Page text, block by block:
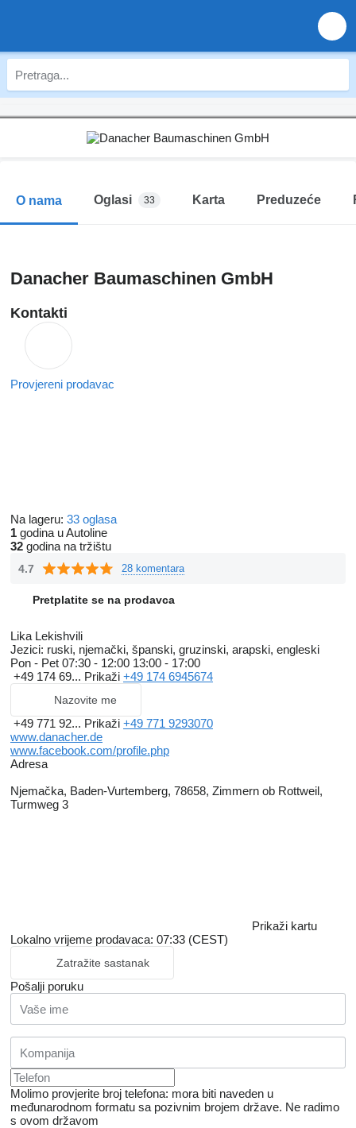
O nama Oglasi 33 Karta Preduzeće
Danacher Baumaschinen GmbH
Kontakti
Provjereni prodavac
Na lageru: 33 oglasa
1 godina u Autoline
32 godina na tržištu
4.7 28 komentara
Pretplatite se na prodavca
Lika Lekishvili
Jezici: ruski, njemački, španski, gruzinski, arapski, engleski
Pon - Pet 07:30 - 12:00 13:00 - 17:00
+49 174 69... Prikaži +49 174 6945674
Nazovite me
+49 771 92... Prikaži +49 771 9293070
www.danacher.de
www.facebook.com/profile.php
Adresa
Njemačka, Baden-Vurtemberg, 78658, Zimmern ob Rottweil,
Turmweg 3
Prikaži kartu
Lokalno vrijeme prodavaca: 07:33 (CEST)
Zatražite sastanak
Pošalji poruku
Molimo provjerite broj telefona: mora biti naveden u
međunarodnom formatu sa pozivnim brojem države. Ne radimo
s ovom državom